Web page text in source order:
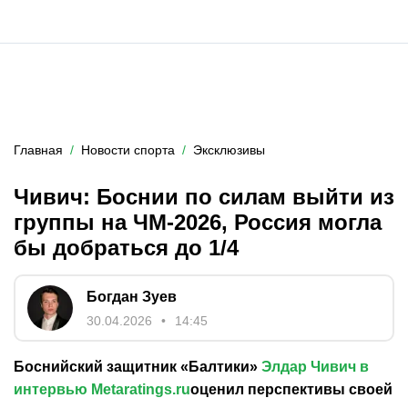
Главная Новости спорта Эксклюзивы
Чивич: Боснии по силам выйти из
группы на ЧМ-2026, Россия могла
бы добраться до 1/4
Богдан Зуев
30.04.2026 14:45
Боснийский защитник «Балтики» Элдар Чивич в
интервью Metaratings.ruоценил перспективы своей